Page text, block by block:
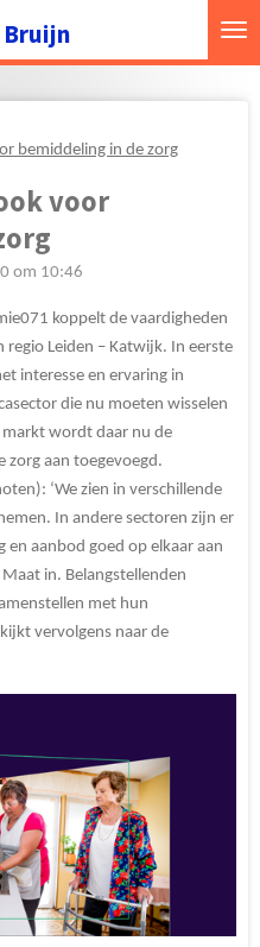
Bruijn
bemiddeling in de zorg
voor
om 10:46
koppelt de vaardigheden
regio Leiden – Katwijk. In eerste
interesse en ervaring in
die nu moeten wisselen
markt wordt daar nu de
zorg aan toegevoegd.
‘We zien in verschillende
In andere sectoren zijn er
aanbod goed op elkaar aan
in. Belangstellenden
met hun
vervolgens naar de